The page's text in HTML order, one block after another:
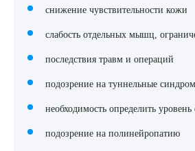
снижение чувствительности кожи
слабость отдельных мышц,
последствия травм и операций
подозрение на туннельные
необходимость определить уровень
подозрение на полинейропатию